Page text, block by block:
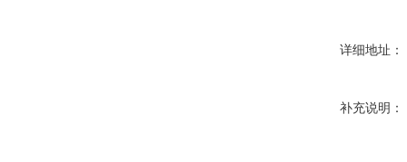
详细地址：
补充说明：